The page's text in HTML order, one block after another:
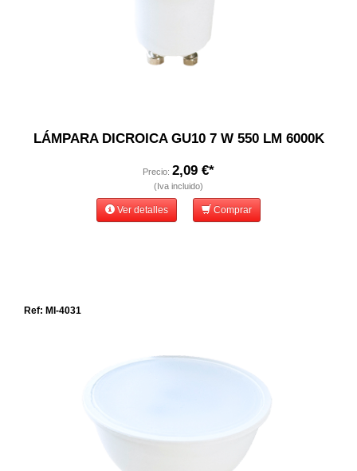
LÁMPARA DICROICA GU10 7 W 550 LM 6000K
Precio: 2,09 €*
(Iva incluido)
Ver detalles Comprar
Ref: MI-4031